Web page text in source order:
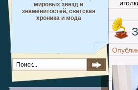
мировых звезд и
знаменитостей, светская
хроника и мода